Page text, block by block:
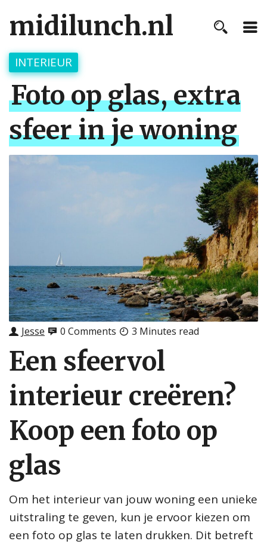
midilunch.nl
INTERIEUR
Foto op glas, extra
sfeer in je woning
Jesse 0 Comments 3 Minutes read
Een sfeervol
interieur creëren?
Koop een foto op
glas
Om het interieur van jouw woning een unieke
uitstraling te geven, kun je ervoor kiezen om
een foto op glas te laten drukken. Dit betreft